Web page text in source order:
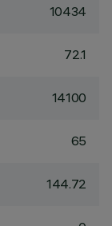
10434
72.1
14100
65
144.72